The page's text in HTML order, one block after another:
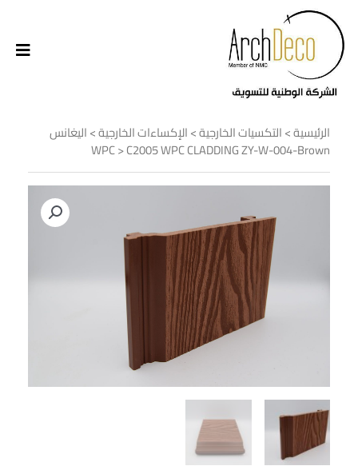
الرئيسية>التكسيات الخارجية>الإكساءات الخارجية>اليغانس
WPC> C2005 WPC CLADDING ZY-W-004-Brown